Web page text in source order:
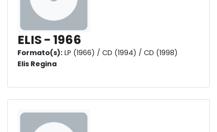
ELIS - 1966
Formato(s): LP (1966) / CD (1994) / CD (1998)
Elis Regina